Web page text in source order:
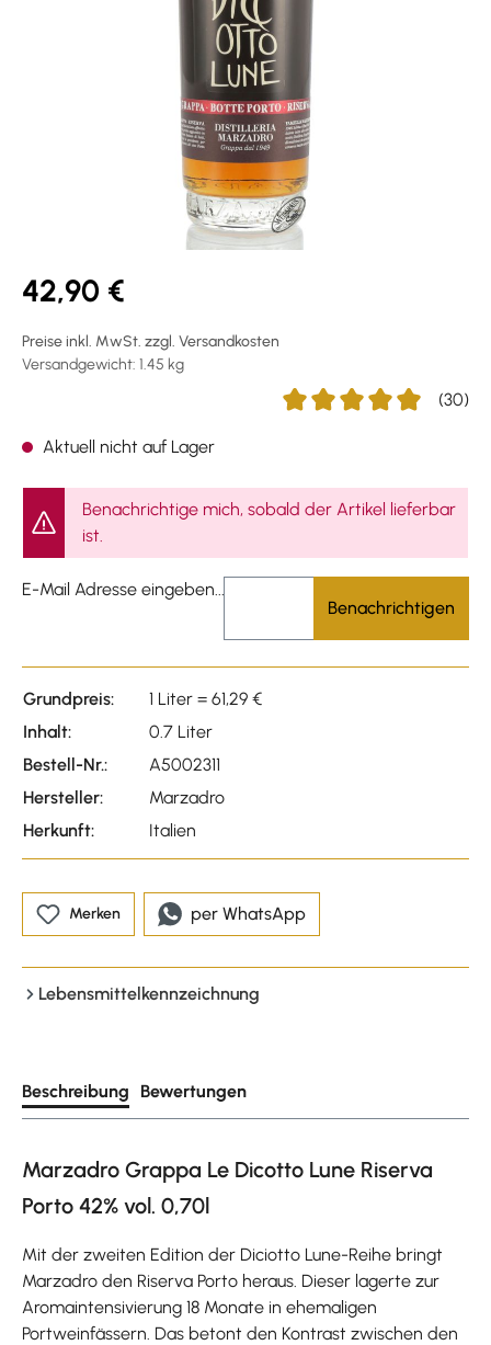
42,90 €
Preise inkl. MwSt. zzgl. Versandkosten
Versandgewicht: 1.45 kg
(30)
Aktuell nicht auf Lager
Benachrichtige mich, sobald der Artikel lieferbar
ist.
E-Mail Adresse eingeben...
Benachrichtigen
Grundpreis:
1 Liter = 61,29 €
Inhalt:
0.7 Liter
Bestell-Nr.:
A5002311
Hersteller:
Marzadro
Herkunft:
Italien
Merken per WhatsApp
Lebensmittelkennzeichnung
Beschreibung Bewertungen
Marzadro Grappa Le Dicotto Lune Riserva
Porto 42% vol. 0,70l
Mit der zweiten Edition der Diciotto Lune-Reihe bringt
Marzadro den Riserva Porto heraus. Dieser lagerte zur
Aromaintensivierung 18 Monate in ehemaligen
Portweinfässern. Das betont den Kontrast zwischen den